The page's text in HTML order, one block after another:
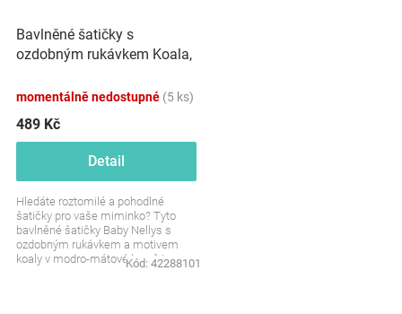
Bavlněné šatičky s
ozdobným rukávkem Koala,
mátová
momentálně nedostupné (5 ks)
489 Kč
Detail
Hledáte roztomilé a pohodlné
šatičky pro vaše miminko? Tyto
bavlněné šatičky Baby Nellys s
ozdobným rukávkem a motivem
koaly v modro-mátové barvě jsou
Kód: 42288101